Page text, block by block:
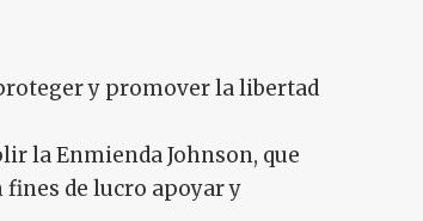
y promover la libertad
la Enmienda Johnson, que
de lucro apoyar y